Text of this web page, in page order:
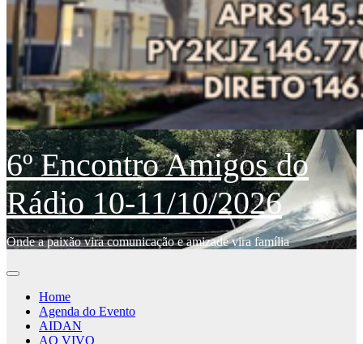
6º Encontro Amigos do
Rádio 10-11/10/2026
Onde a paixão vira comunicação e amizade vira família
Home
Agenda do Evento
AIDAN
AO VIVO